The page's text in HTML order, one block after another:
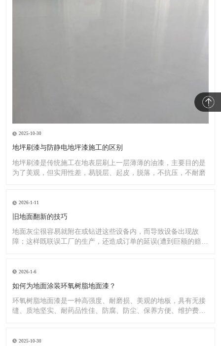
2025-10-30
地坪刷漆与防静电地坪漆施工的区别
地坪刷漆是传统施工在地表层刷上一层薄薄的油漆，主要目的是
为了美观，但实用性差，易脱层、起皮，脱落，不抗压，不耐磨
2026-1-11
旧地面翻新的技巧
地面灰尘很容易就附在或钻进这些设备内，而导致设备出现故
障；这样既联误工厂的生产，还造成订单的延误(遭到巨额的赔
2026-1-6
如何为地面涂装环氧树脂地面漆？
环氧树脂地面漆是一种高强度、耐磨损、美观的地板，具有无接
缝、质地坚实、耐药品性佳、防腐、防尘、保养方便、维护费用
2025-10-30